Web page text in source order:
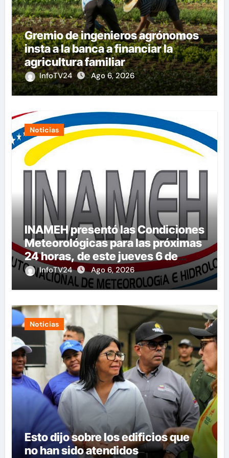
Gremio de ingenieros agrónomos
insta a la banca a financiar la
agricultura familiar
InfoTV24 Ago 6, 2026
Noticias
INAMEH presentó las Condiciones
Meteorológicas para las próximas
24 horas, de este jueves 6 de
agosto 2026
InfoTV24 Ago 6, 2026
Noticias
Esto dijo sobre los edificios que
no han sido atendidos